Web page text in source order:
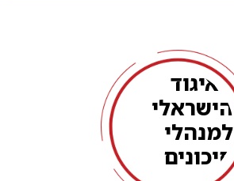
האיגוד
הישראלי
למנהלי
סיכונים